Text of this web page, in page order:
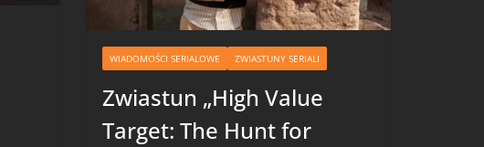
WIADOMOŚCI SERIALOWE ZWIASTUNY SERIALI
Zwiastun „High Value
Target: The Hunt for